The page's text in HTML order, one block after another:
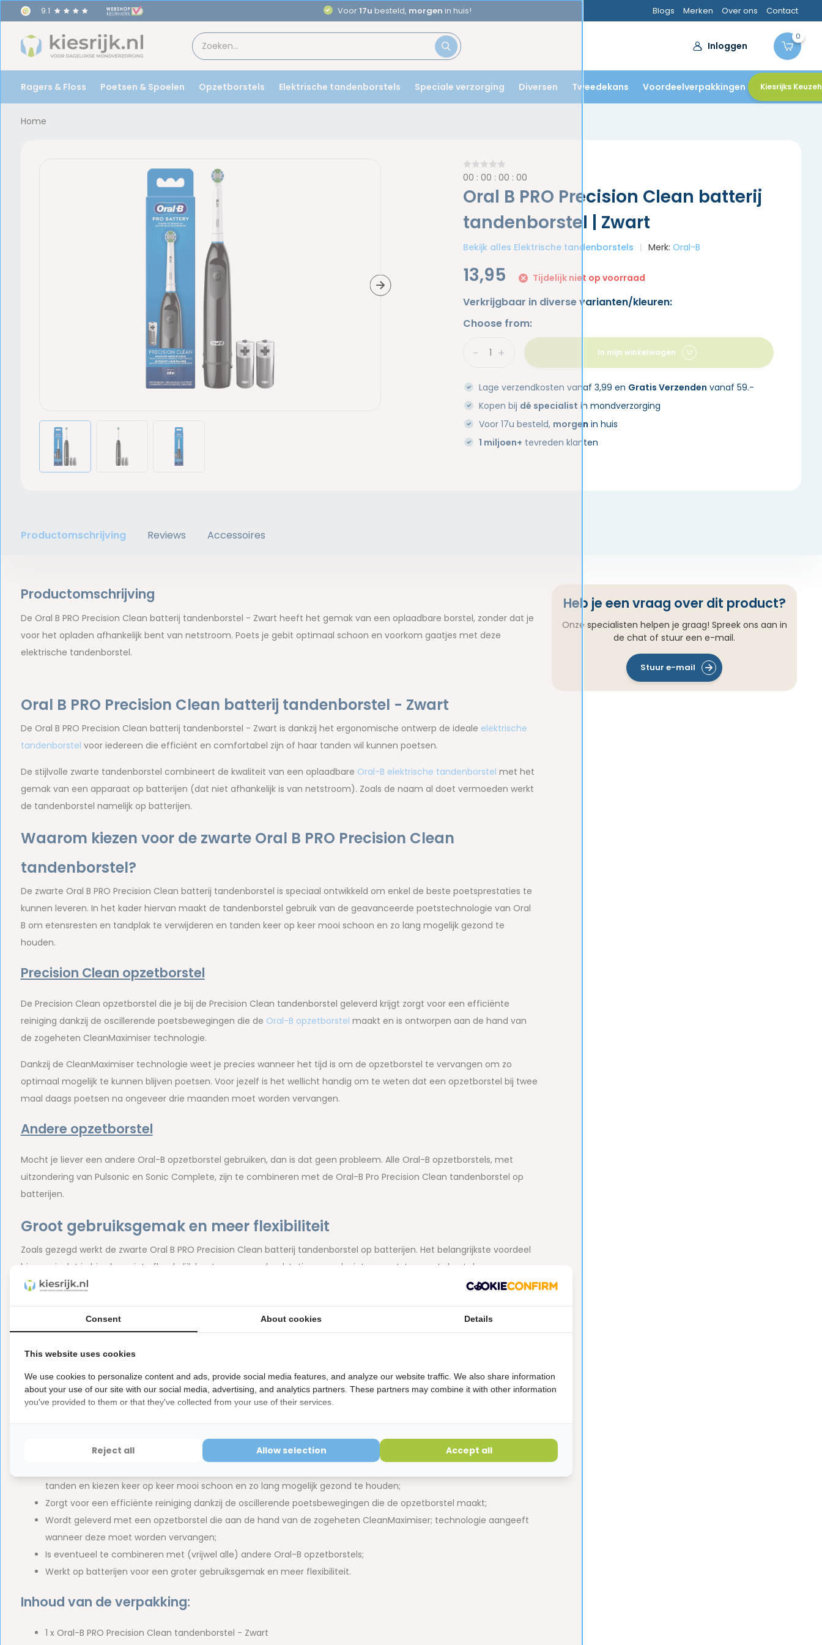
9.1 Aanbevolen doortandartsen Blogs Merken Over ons Contact
Inloggen
0
Ragers & Floss Poetsen & Spoelen Opzetborstels Elektrische tandenborstels Speciale verzorging Diversen Tweedekans Voordeelverpakkingen Kiesrijks
Home
00 :00 :00 :00
Oral B PRO Precision Clean batterij
tandenborstel | Zwart
Bekijk alles Elektrische tandenborstels Merk:Oral-B
13,95 Tijdelijk niet op voorraad
Verkrijgbaar in diverse varianten/kleuren:
Choose from:
+
- In mijn winkelwagen
Lage verzendkosten vanaf 3,99 en Gratis Verzenden vanaf 59.-
Kopen bij dé specialist in mondverzorging
Voor 17u besteld, morgen in huis
1 miljoen+ tevreden klanten
Productomschrijving Reviews Accessoires
Productomschrijving
De Oral B PRO Precision Clean batterij tandenborstel - Zwart heeft het gemak van een oplaadbare borstel, zonder dat je
voor het opladen afhankelijk bent van netstroom. Poets je gebit optimaal schoon en voorkom gaatjes met deze
elektrische tandenborstel.
Oral B PRO Precision Clean batterij tandenborstel - Zwart
De Oral B PRO Precision Clean batterij tandenborstel - Zwart is dankzij het ergonomische ontwerp de ideale elektrische
tandenborstel voor iedereen die efficiënt en comfortabel zijn of haar tanden wil kunnen poetsen.
De stijlvolle zwarte tandenborstel combineert de kwaliteit van een oplaadbare Oral-B elektrische tandenborstel met het
gemak van een apparaat op batterijen (dat niet afhankelijk is van netstroom). Zoals de naam al doet vermoeden werkt
de tandenborstel namelijk op batterijen.
Waarom kiezen voor de zwarte Oral B PRO Precision Clean
tandenborstel?
De zwarte Oral B PRO Precision Clean batterij tandenborstel is speciaal ontwikkeld om enkel de beste poetsprestaties te
kunnen leveren. In het kader hiervan maakt de tandenborstel gebruik van de geavanceerde poetstechnologie van Oral
B om etensresten en tandplak te verwijderen en tanden keer op keer mooi schoon en zo lang mogelijk gezond te
houden.
Precision Clean opzetborstel
De Precision Clean opzetborstel die je bij de Precision Clean tandenborstel geleverd krijgt zorgt voor een efficiënte
reiniging dankzij de oscillerende poetsbewegingen die de Oral-B opzetborstel maakt en is ontworpen aan de hand van
de zogeheten CleanMaximiser technologie.
Dankzij de CleanMaximiser technologie weet je precies wanneer het tijd is om de opzetborstel te vervangen om zo
optimaal mogelijk te kunnen blijven poetsen. Voor jezelf is het wellicht handig om te weten dat een opzetborstel bij twee
maal daags poetsen na ongeveer drie maanden moet worden vervangen.
Andere opzetborstel
Mocht je liever een andere Oral-B opzetborstel gebruiken, dan is dat geen probleem. Alle Oral-B opzetborstels, met
uitzondering van Pulsonic en Sonic Complete, zijn te combineren met de Oral-B Pro Precision Clean tandenborstel op
batterijen.
Groot gebruiksgemak en meer flexibiliteit
Zoals gezegd werkt de zwarte Oral B PRO Precision Clean batterij tandenborstel op batterijen. Het belangrijkste voordeel
hiervan is dat je hierdoor niet afhankelijk bent van een oplaadstation en ook niet van netstroom. Je kunt de
tandenborstel dus ook prima gebruiken in een badkamer zonder stopcontact en probleemloos mee op reis nemen. Hoe
Pluspunten van de Oral B PRO Precision Clean batterij tandenborstel
Hieronder volgt een overzicht van enkele van de pluspunten van de Oral B Pro Precision Clean batterij tandenborstel -
Zwart. De tandenborstel:
Heeft een ergonomisch ontwerp om effectief, efficiënt en comfortabel te kunnen poetsen;
op batterijen;
tanden en kiezen keer op keer mooi schoon en zo lang mogelijk gezond te houden;
Zorgt voor een efficiënte reiniging dankzij de oscillerende poetsbewegingen die de opzetborstel maakt;
Wordt geleverd met een opzetborstel die aan de hand van de zogeheten CleanMaximiser; technologie aangeeft
wanneer deze moet worden vervangen;
Is eventueel te combineren met (vrijwel alle) andere Oral-B opzetborstels;
Werkt op batterijen voor een groter gebruiksgemak en meer flexibiliteit.
Inhoud van de verpakking:
1 x Oral-B PRO Precision Clean tandenborstel - Zwart
Heb je een vraag over dit product?
Onze specialisten helpen je graag! Spreek ons aan in
de chat of stuur een e-mail.
Stuur e-mail
Consent About cookies Details
This website uses cookies
We use cookies to personalize content and ads, provide social media features, and analyze our website traffic. We also share information
about your use of our site with our social media, advertising, and analytics partners. These partners may combine it with other information
you've provided to them or that they've collected from your use of their services.
Reject all Allow selection Accept all